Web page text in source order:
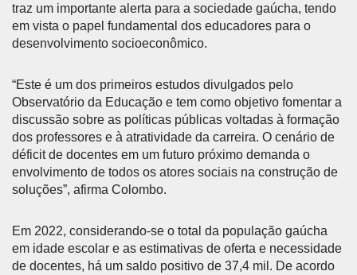
traz um importante alerta para a sociedade gaúcha, tendo
em vista o papel fundamental dos educadores para o
desenvolvimento socioeconômico.
“Este é um dos primeiros estudos divulgados pelo
Observatório da Educação e tem como objetivo fomentar a
discussão sobre as políticas públicas voltadas à formação
dos professores e à atratividade da carreira. O cenário de
déficit de docentes em um futuro próximo demanda o
envolvimento de todos os atores sociais na construção de
soluções”, afirma Colombo.
Em 2022, considerando-se o total da população gaúcha
em idade escolar e as estimativas de oferta e necessidade
de docentes, há um saldo positivo de 37,4 mil. De acordo